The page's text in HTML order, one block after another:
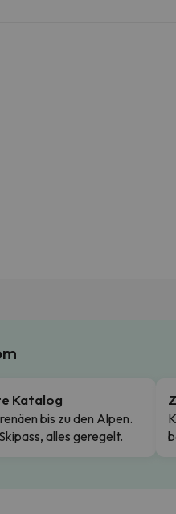
Katalog
bis zu den Alpen.
alles geregelt.